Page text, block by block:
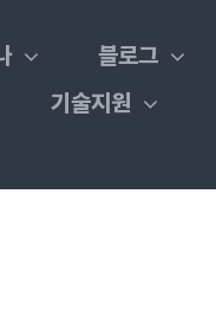
블로그
기술지원